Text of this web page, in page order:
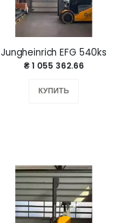
Jungheinrich EFG 540ks
₴ 1 055 362.66
КУПИТЬ